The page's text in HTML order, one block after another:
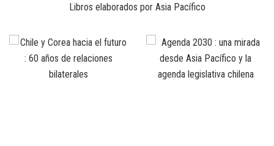
Libros elaborados por Asia Pacífico